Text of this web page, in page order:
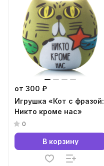
от 300 ₽
Игрушка «Кот с фразой:
Никто кроме нас»
0
В корзину